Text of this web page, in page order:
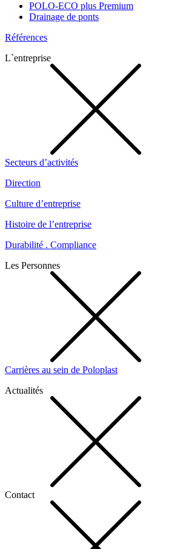
POLO-ECO plus Premium
Drainage de ponts
Références
L`entreprise
Secteurs d’activités
Direction
Culture d’entreprise
Histoire de l’entreprise
Durabilité . Compliance
Les Personnes
Carrières au sein de Poloplast
Actualités
Contact